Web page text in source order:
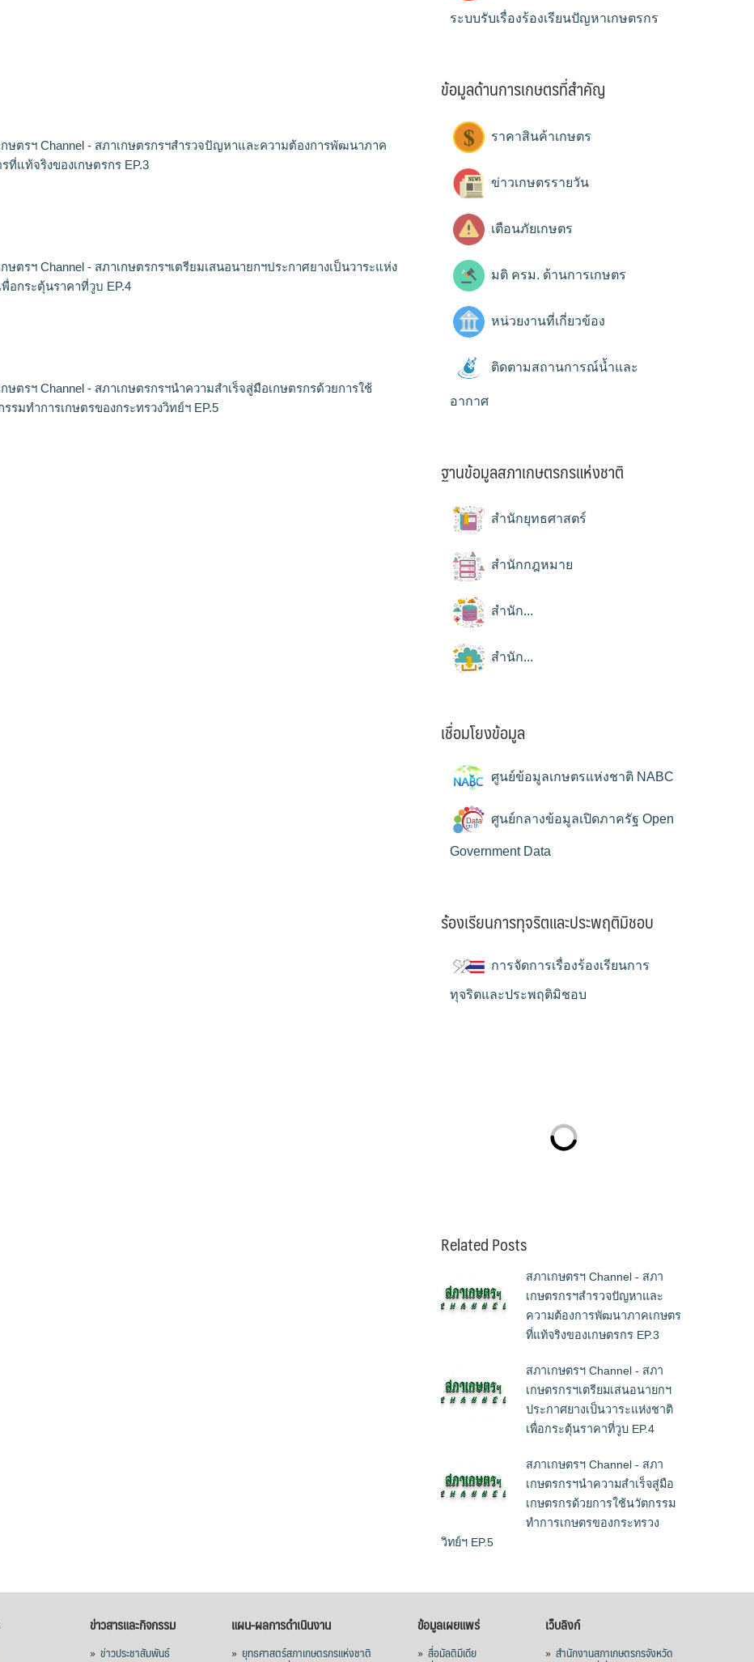
กษตรฯ Channel - สภาเกษตรกรฯสำรวจปัญหาและความต้องการพัฒนาภาค
รที่แท้จริงของเกษตรกร EP.3
กษตรฯ Channel - สภาเกษตรกรฯเตรียมเสนอนายกฯประกาศยางเป็นวาระแห่ง
พื่อกระตุ้นราคาที่วูบ EP.4
กษตรฯ Channel - สภาเกษตรกรฯนำความสำเร็จสู่มือเกษตรกรด้วยการใช้
รมทำการเกษตรของกระทรวงวิทย์ฯ EP.5
ระบบรับเรื่องร้องเรียนปัญหาเกษตรกร
ข้อมูลด้านการเกษตรที่สำคัญ
ราคาสินค้าเกษตร
ข่าวเกษตรรายวัน
เตือนภัยเกษตร
มติ ครม. ด้านการเกษตร
หน่วยงานที่เกี่ยวข้อง
ติดตามสถานการณ์น้ำและ
อากาศ
ฐานข้อมูลสภาเกษตรกรแห่งชาติ
สำนักยุทธศาสตร์
สำนักกฎหมาย
สำนัก...
สำนัก...
เชื่อมโยงข้อมูล
ศูนย์ข้อมูลเกษตรแห่งชาติ NABC
ศูนย์กลางข้อมูลเปิดภาครัฐ Open
Government Data
ร้องเรียนการทุจริตและประพฤติมิชอบ
การจัดการเรื่องร้องเรียนการ
ทุจริตและประพฤติมิชอบ
Related Posts
สภาเกษตรฯ Channel - สภา
เกษตรกรฯสำรวจปัญหาและ
ความต้องการพัฒนาภาคเกษตร
ที่แท้จริงของเกษตรกร EP.3
สภาเกษตรฯ Channel - สภา
เกษตรกรฯเตรียมเสนอนายกฯ
ประกาศยางเป็นวาระแห่งชาติ
เพื่อกระตุ้นราคาที่วูบ EP.4
สภาเกษตรฯ Channel - สภา
เกษตรกรฯนำความสำเร็จสู่มือ
เกษตรกรด้วยการใช้นวัตกรรม
ทำการเกษตรของกระทรวง
วิทย์ฯ EP.5
ข่าวสารและกิจกรรม
»ข่าวประชาสัมพันธ์
แผน-ผลการดำเนินงาน
» ยุทธศาสตร์สภาเกษตรกรแห่งชาติ
ข้อมูลเผยแพร่
» สื่อมัลติมีเดีย
เว็บลิงก์
» สำนักงานสภาเกษตรกรจังหวัด